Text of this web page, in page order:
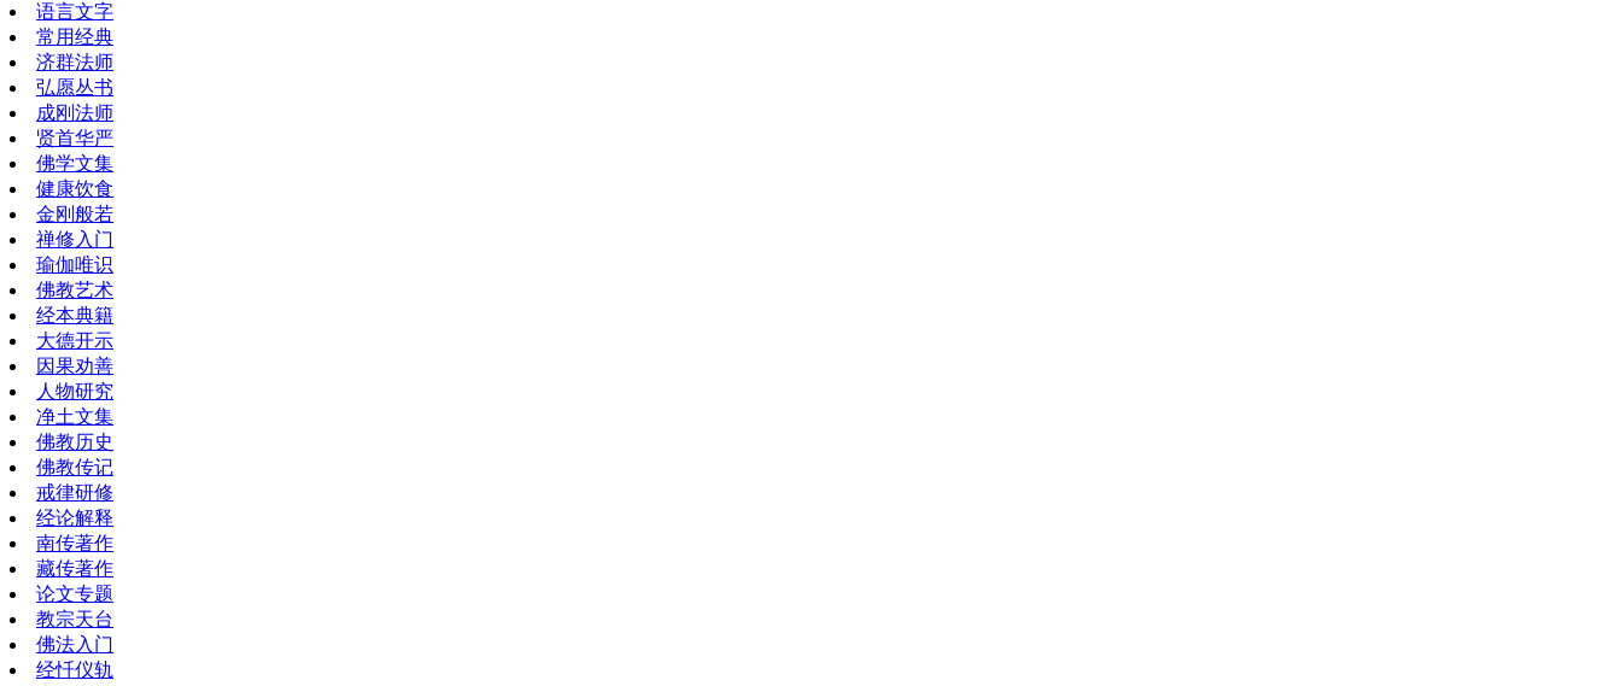
语言文字
常用经典
济群法师
弘愿丛书
成刚法师
贤首华严
佛学文集
健康饮食
金刚般若
禅修入门
瑜伽唯识
佛教艺术
经本典籍
大德开示
因果劝善
人物研究
净土文集
佛教历史
佛教传记
戒律研修
经论解释
南传著作
藏传著作
论文专题
教宗天台
佛法入门
经忏仪轨